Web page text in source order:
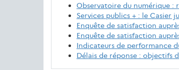
Observatoire du numérique :
Services publics + : le
Enquête de satisfaction
Enquête de satisfaction
Indicateurs de performance
Délais de réponse : objectifs